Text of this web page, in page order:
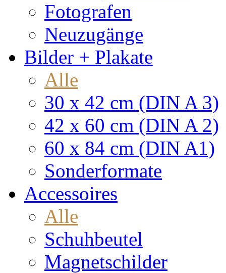
Fotografen
Neuzugänge
Bilder + Plakate
Alle
30 x 42 cm (DIN A 3)
42 x 60 cm (DIN A 2)
60 x 84 cm (DIN A1)
Sonderformate
Accessoires
Alle
Schuhbeutel
Magnetschilder